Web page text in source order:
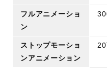
フルアニメーショ
ン
ストップモーショ
ンアニメーション